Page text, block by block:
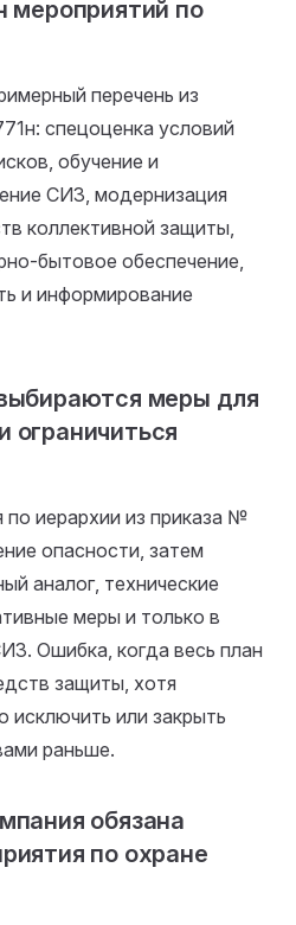
мероприятий по
перечень из
спецоценка условий
обучение и
СИЗ, модернизация
коллективной защиты,
бытовое обеспечение,
и информирование
меры для
иерархии из приказа №
опасности, затем
аналог, технические
меры и только в
Ошибка, когда весь план
защиты, хотя
или закрыть
раньше.
обязана
по охране